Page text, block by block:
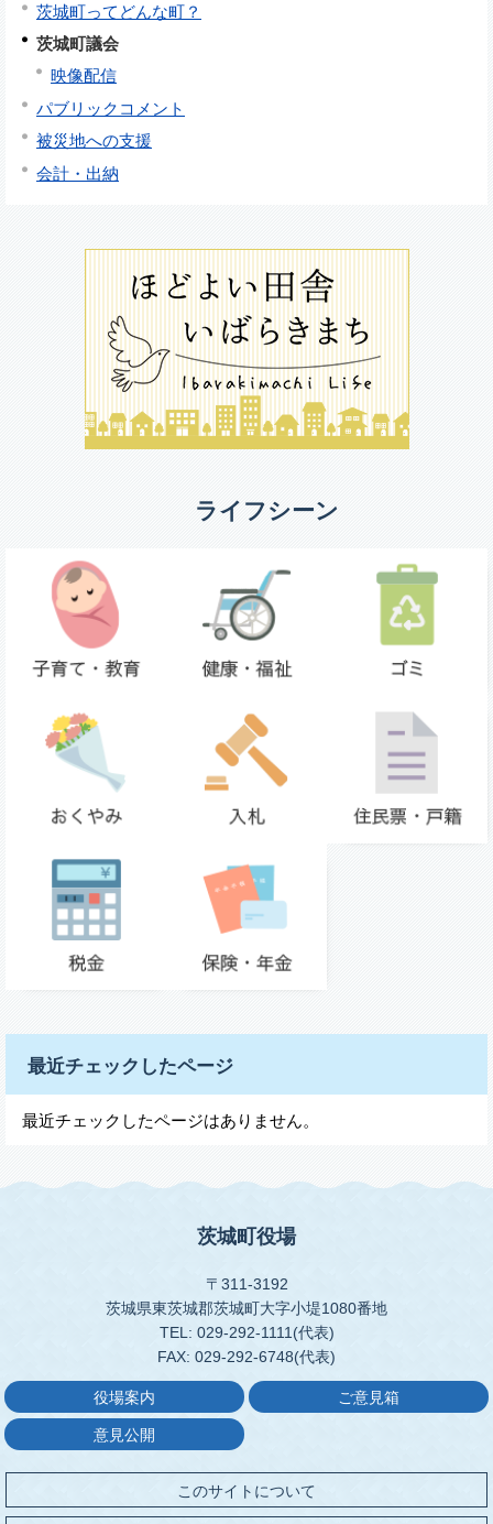
茨城町ってどんな町？
茨城町議会
映像配信
パブリックコメント
被災地への支援
会計・出納
ライフシーン
最近チェックしたページ
最近チェックしたページはありません。
茨城町役場
〒311-3192
茨城県東茨城郡茨城町大字小堤1080番地
TEL: 029-292-1111(代表)
FAX: 029-292-6748(代表)
役場案内 ご意見箱
意見公開
このサイトについて